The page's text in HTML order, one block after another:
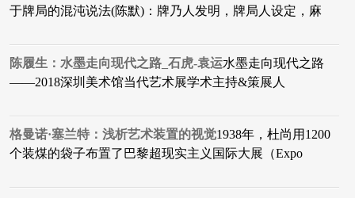
于牌局的混沌说法(陈默)：牌乃人发明，牌局人设定，麻
陈履生：水墨走向现代之路_石虎-袁运水墨走向现代之路
——2018深圳美术馆当代艺术展学术主持&策展人
格曼诺·塞兰特：浅析艺术装置的视觉1938年，杜尚用1200
个装煤的袋子布置了巴黎超现实主义国际大展（Expo